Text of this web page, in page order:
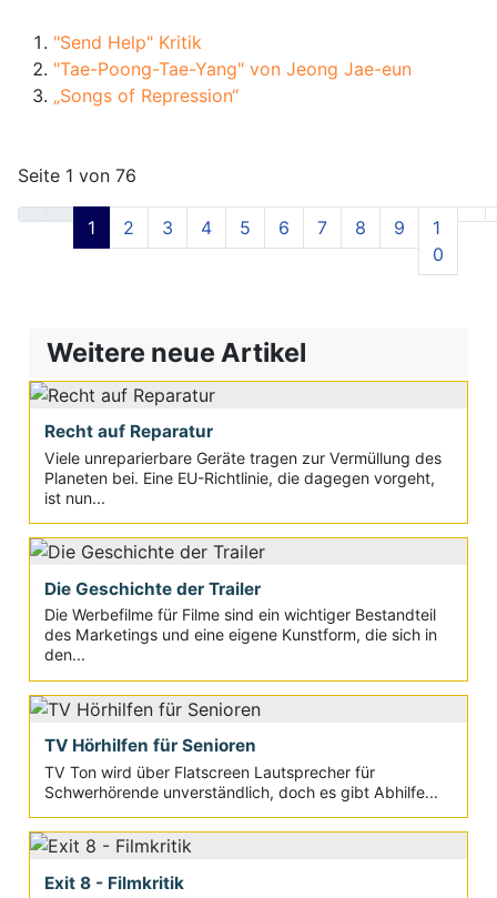
"Send Help" Kritik
"Tae-Poong-Tae-Yang" von Jeong Jae-eun
„Songs of Repression“
Seite 1 von 76
1 2 3 4 5 6 7 8 9
1
0
Weitere neue Artikel
Recht auf Reparatur
Viele unreparierbare Geräte tragen zur Vermüllung des
Planeten bei. Eine EU-Richtlinie, die dagegen vorgeht,
ist nun...
Die Geschichte der Trailer
Die Werbefilme für Filme sind ein wichtiger Bestandteil
des Marketings und eine eigene Kunstform, die sich in
den...
TV Hörhilfen für Senioren
TV Ton wird über Flatscreen Lautsprecher für
Schwerhörende unverständlich, doch es gibt Abhilfe...
Exit 8 - Filmkritik